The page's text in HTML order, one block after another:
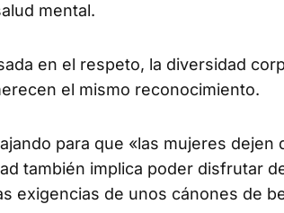
mental.
en el respeto, la diversidad
el mismo reconocimiento.
para que «las mujeres dejen
también implica poder disfrutar
exigencias de unos cánones de